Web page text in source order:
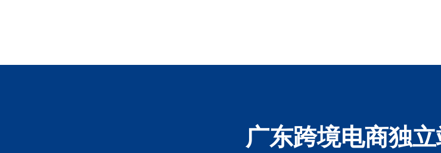
广东跨境电商独